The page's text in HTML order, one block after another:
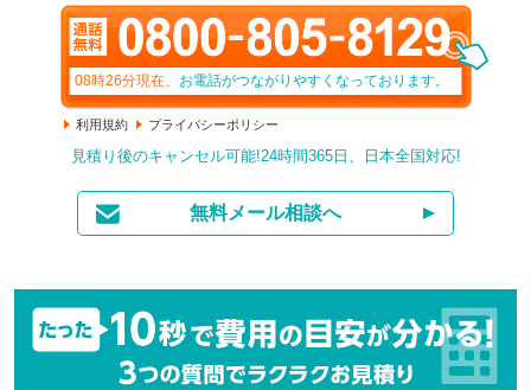
閉じる
08時26分現在、 お電話がつながりやすくなっております。
利用規約 プライバシーポリシー
見積り後のキャンセル可能!24時間365日、日本全国対応!
無料メール相談へ